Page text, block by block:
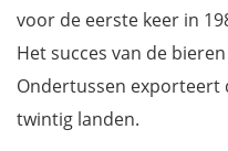
Le Château De Balmoral, Spa
Forest Cube, Oignies
voor de eerste keer in
Het succes van de
Ondertussen exporteert
twintig landen.